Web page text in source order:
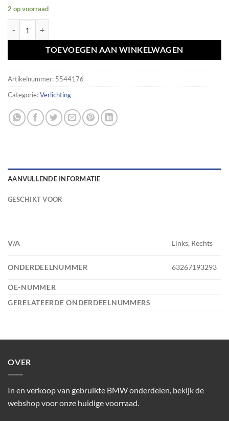
2 op voorraad
TOEVOEGEN AAN WINKELWAGEN
Artikelnummer: 5544176
Categorie:Verlichting
AANVULLENDE INFORMATIE
GESCHIKT VOOR
V/A Links, Rechts
ONDERDEELNUMMER 63267193293
OE-NUMMER
GERELATEERDE ONDERDEELNUMMERS
OVER
In en verkoop van gebruikte BMW onderdelen, bekijk de
webshop voor onze huidige voorraad.